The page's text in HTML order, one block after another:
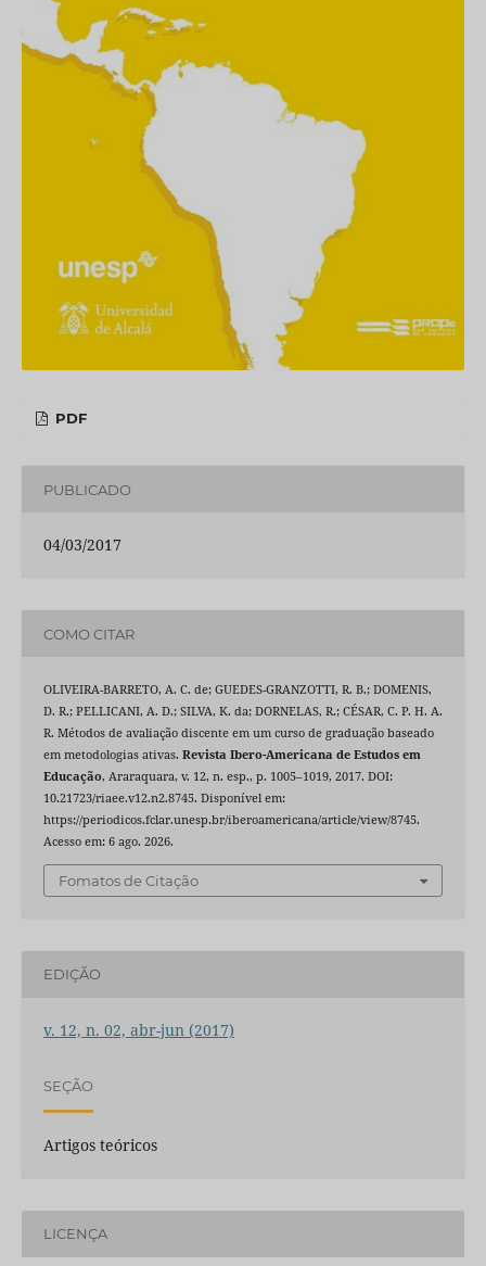
PDF
PUBLICADO
04/03/2017
COMO CITAR
OLIVEIRA-BARRETO, A. C. de; GUEDES-GRANZOTTI, R. B.; DOMENIS,
D. R.; PELLICANI, A. D.; SILVA, K. da; DORNELAS, R.; CÉSAR, C. P. H. A.
R. Métodos de avaliação discente em um curso de graduação baseado
em metodologias ativas. Revista Ibero-Americana de Estudos em
Educação, Araraquara, v. 12, n. esp., p. 1005–1019, 2017. DOI:
10.21723/riaee.v12.n2.8745. Disponível em:
https://periodicos.fclar.unesp.br/iberoamericana/article/view/8745.
Acesso em: 6 ago. 2026.
Fomatos de Citação
EDIÇÃO
v. 12, n. 02, abr-jun (2017)
SEÇÃO
Artigos teóricos
LICENÇA